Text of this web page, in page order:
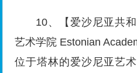
10、【爱沙尼亚共
艺术学院 Estonian
位于塔林的爱沙尼亚艺